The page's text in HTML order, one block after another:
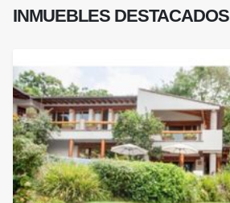
INMUEBLES DESTACADOS